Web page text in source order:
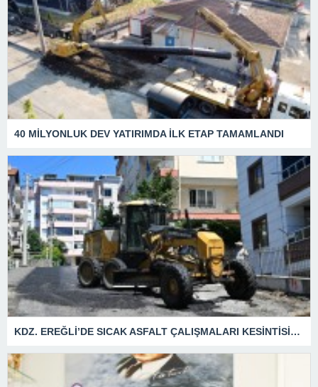
40 MİLYONLUK DEV YATIRIMDA İLK ETAP TAMAMLANDI
KDZ. EREĞLİ’DE SICAK ASFALT ÇALIŞMALARI KESİNTİSİZ SÜRÜYOR